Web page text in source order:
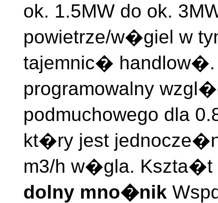
ok. 1.5MW do ok.
powietrze/w�giel w
tajemnic�
programowalny
podmuchowego dla
kt�ry jest
m3/h w�gla. Kszta�t
dolny mno�nik